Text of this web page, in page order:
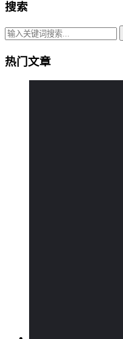
搜索
热门文章